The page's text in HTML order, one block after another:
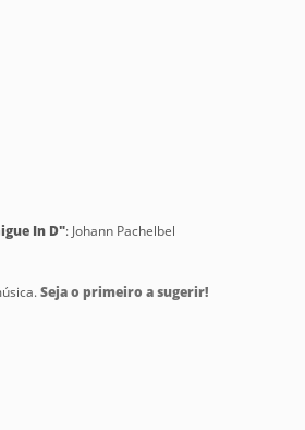
In D": Johann Pachelbel
Seja o primeiro a sugerir!